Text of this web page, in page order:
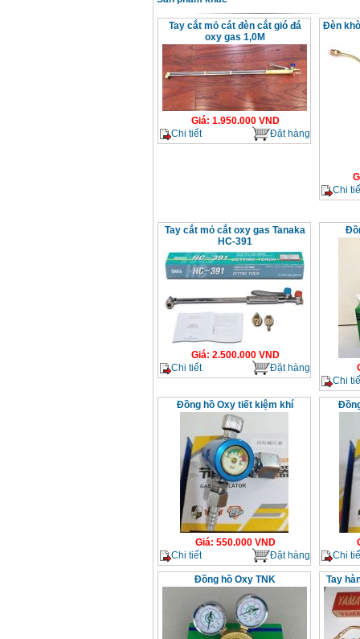
Tay cắt mỏ cát đèn cắt gió đá
oxy gas 1,0M
Giá: 1.950.000VND
Chi tiết
Đặt hàng
Đèn
Chi
Tay cắt mỏ cắt oxy gas Tanaka
HC-391
Giá: 2.500.000VND
Chi tiết
Đặt hàng
Chi
Đồng hồ Oxy tiết kiệm khí
Giá: 550.000VND
Chi tiết
Đặt hàng
Chi
Đồng hồ Oxy TNK Tay